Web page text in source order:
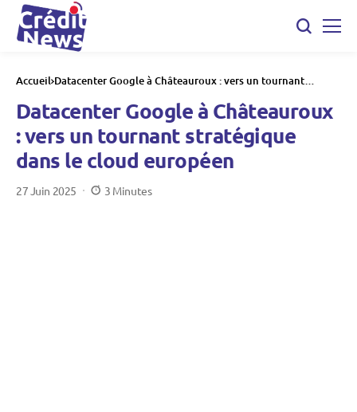
Accueil Datacenter Google à Châteauroux : vers un tournant
stratégique dans le cloud européen
Datacenter Google à Châteauroux
: vers un tournant stratégique
dans le cloud européen
27 Juin 2025 3 Minutes